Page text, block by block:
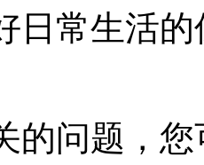
日常生活
问题，您